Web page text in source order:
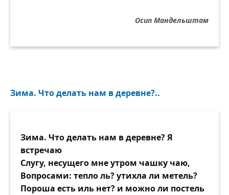
Осип Мандельштам
Зима. Что делать нам в деревне?..
Зима. Что делать нам в деревне? Я
встречаю
Слугу, несущего мне утром чашку чаю,
Вопросами: тепло ль? утихла ли метель?
Пороша есть иль нет? и можно ли постель